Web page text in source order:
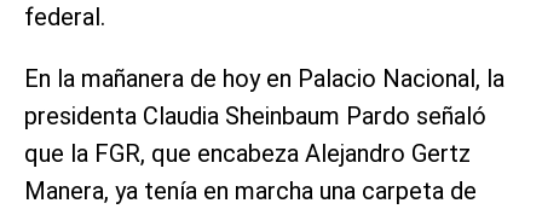
federal.
En la mañanera de hoy en Palacio Nacional, la
presidenta Claudia Sheinbaum Pardo señaló
que la FGR, que encabeza Alejandro Gertz
Manera, ya tenía en marcha una carpeta de